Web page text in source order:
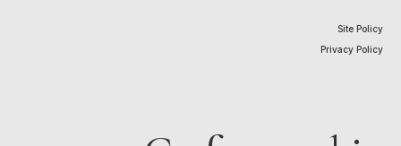
Site Policy
Privacy Policy